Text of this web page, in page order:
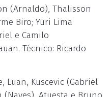
(Arnaldo), Thalisson
Biro; Yuri Lima
e Camilo
Técnico: Ricardo
Luan, Kuscevic (Gabriel